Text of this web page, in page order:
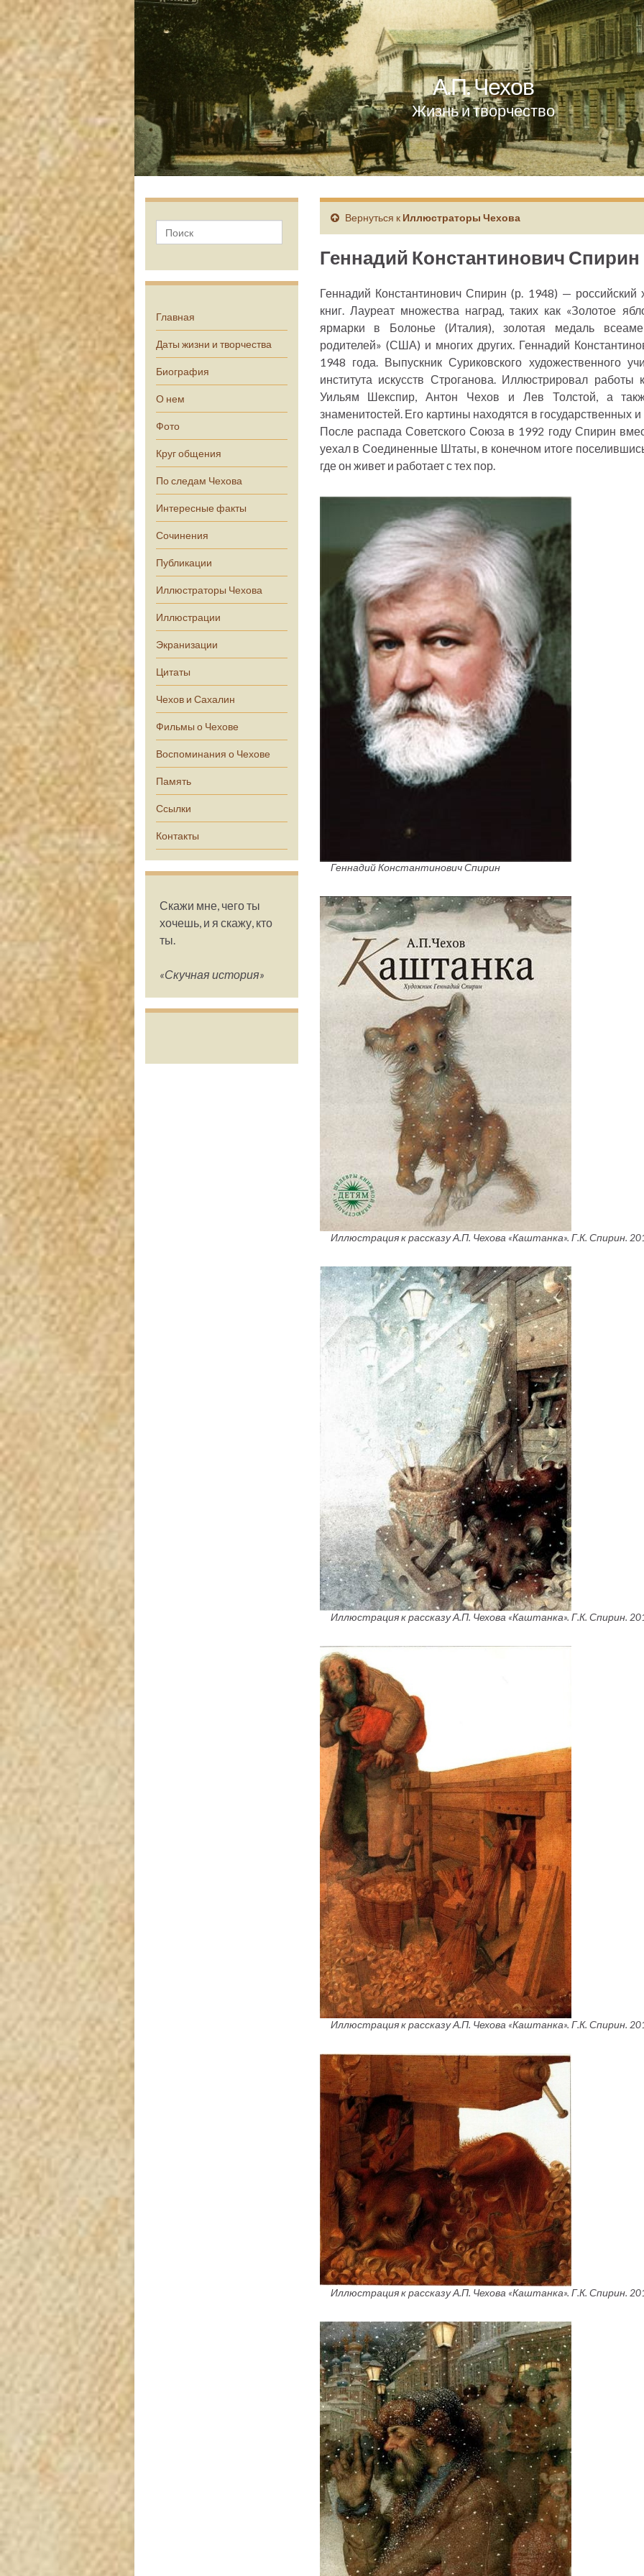
А.П. Чехов
Жизнь и творчество
Главная
Даты жизни и творчества
Биография
О нем
Фото
Круг общения
По следам Чехова
Интересные факты
Сочинения
Публикации
Иллюстраторы Чехова
Иллюстрации
Экранизации
Цитаты
Чехов и Сахалин
Фильмы о Чехове
Воспоминания о Чехове
Память
Ссылки
Контакты
Скажи мне, чего ты
хочешь, и я скажу, кто
ты.
«Скучная история»
Вернуться к Иллюстраторы Чехова
Геннадий Константинович Спирин
Геннадий Константинович Спирин (р. 1948) — российский
книг. Лауреат множества наград, таких как «Золотое
ярмарки в Болонье (Италия), золотая медаль
родителей» (США) и многих других. Геннадий
1948 года. Выпускник Суриковского художественного
института искусств Строганова. Иллюстрировал работы
Уильям Шекспир, Антон Чехов и Лев Толстой, а
знаменитостей. Его картины находятся в государственных
После распада Советского Союза в 1992 году Спирин
уехал в Соединенные Штаты, в конечном итоге
где он живет и работает с тех пор.
Геннадий Константинович Спирин
Иллюстрация к рассказу А.П. Чехова «Каштанка». Г.К. Спирин.
Иллюстрация к рассказу А.П. Чехова «Каштанка». Г.К. Спирин.
Иллюстрация к рассказу А.П. Чехова «Каштанка». Г.К. Спирин.
Иллюстрация к рассказу А.П. Чехова «Каштанка». Г.К. Спирин.